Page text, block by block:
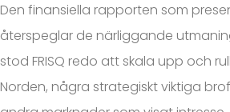
Den finansiella rapporten som
återspeglar de närliggande
stod FRISQ redo att skala upp och
Norden, några strategiskt viktiga